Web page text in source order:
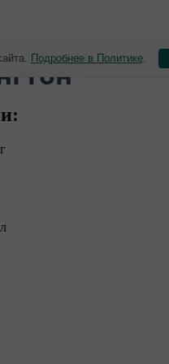
Подробнее в Политике.